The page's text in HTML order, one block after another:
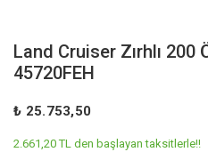
Land Cruiser Zırhlı 200
45720FEH
₺ 25.753,50
2.661,20 TL den başlayan taksitlerle!!